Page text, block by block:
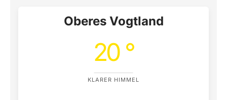
Oberes Vogtland
20 °
KLARER HIMMEL